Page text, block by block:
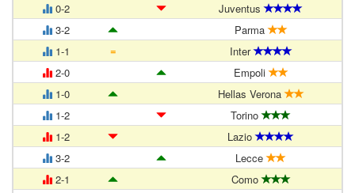
0-2
Juventus
3-2
Parma
1-1
=
Inter
2-0
Empoli
1-0
Hellas Verona
1-2
Torino
1-2
Lazio
3-2
Lecce
2-1
Como